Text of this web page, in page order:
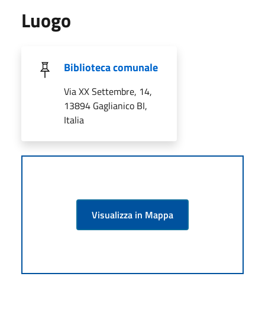
Luogo
Biblioteca comunale
Via XX Settembre, 14,
13894 Gaglianico BI,
Italia
Visualizza in Mappa